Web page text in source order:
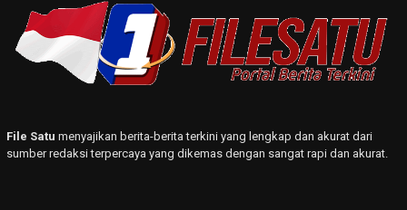
File Satu menyajikan berita-berita terkini yang lengkap dan akurat dari
sumber redaksi terpercaya yang dikemas dengan sangat rapi dan akurat.